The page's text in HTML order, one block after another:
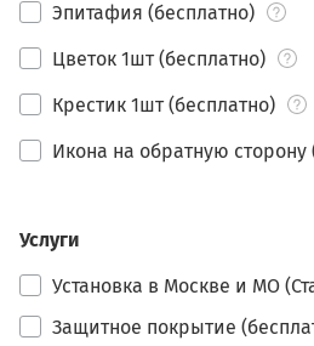
Эпитафия (бесплатно)
Цветок 1шт (бесплатно)
Крестик 1шт (бесплатно)
Икона на обратную сторону
Услуги
Установка в Москве и МО
Защитное покрытие